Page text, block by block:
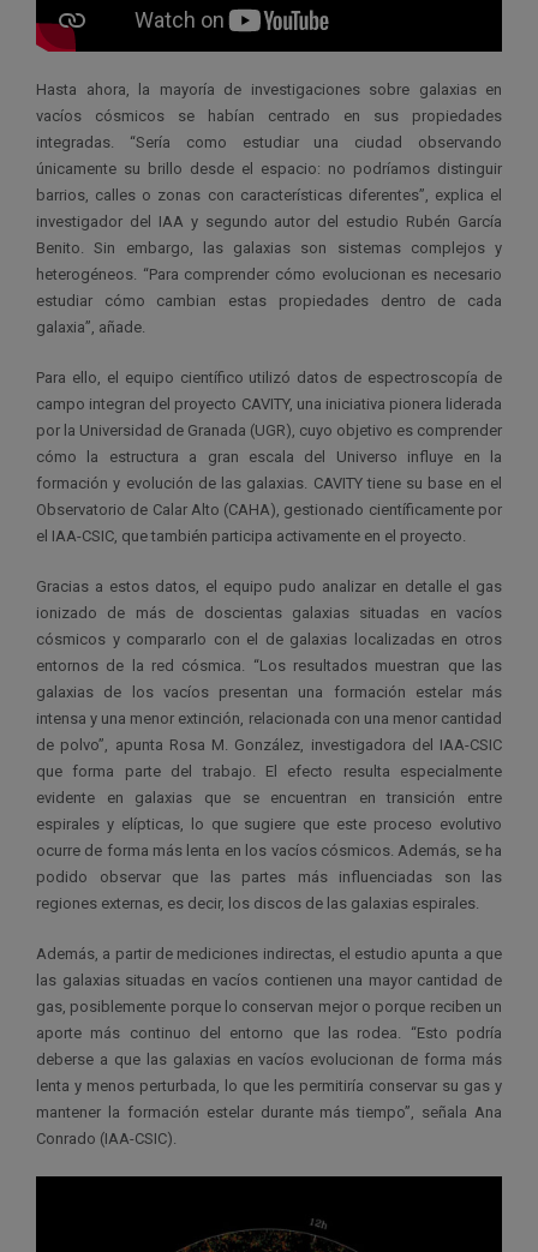
Hasta ahora, la mayoría de investigaciones sobre galaxias en
vacíos cósmicos se habían centrado en sus propiedades
integradas. “Sería como estudiar una ciudad observando
únicamente su brillo desde el espacio: no podríamos distinguir
barrios, calles o zonas con características diferentes”, explica el
investigador del IAA y segundo autor del estudio Rubén García
Benito. Sin embargo, las galaxias son sistemas complejos y
heterogéneos. “Para comprender cómo evolucionan es necesario
estudiar cómo cambian estas propiedades dentro de cada
galaxia”, añade.
Para ello, el equipo científico utilizó datos de espectroscopía de
campo integran del proyecto CAVITY, una iniciativa pionera liderada
por la Universidad de Granada (UGR), cuyo objetivo es comprender
cómo la estructura a gran escala del Universo influye en la
formación y evolución de las galaxias. CAVITY tiene su base en el
Observatorio de Calar Alto (CAHA), gestionado científicamente por
el IAA-CSIC, que también participa activamente en el proyecto.
Gracias a estos datos, el equipo pudo analizar en detalle el gas
ionizado de más de doscientas galaxias situadas en vacíos
cósmicos y compararlo con el de galaxias localizadas en otros
entornos de la red cósmica. “Los resultados muestran que las
galaxias de los vacíos presentan una formación estelar más
intensa y una menor extinción, relacionada con una menor cantidad
de polvo”, apunta Rosa M. González, investigadora del IAA-CSIC
que forma parte del trabajo. El efecto resulta especialmente
evidente en galaxias que se encuentran en transición entre
espirales y elípticas, lo que sugiere que este proceso evolutivo
ocurre de forma más lenta en los vacíos cósmicos. Además, se ha
podido observar que las partes más influenciadas son las
regiones externas, es decir, los discos de las galaxias espirales.
Además, a partir de mediciones indirectas, el estudio apunta a que
las galaxias situadas en vacíos contienen una mayor cantidad de
gas, posiblemente porque lo conservan mejor o porque reciben un
aporte más continuo del entorno que las rodea. “Esto podría
deberse a que las galaxias en vacíos evolucionan de forma más
lenta y menos perturbada, lo que les permitiría conservar su gas y
mantener la formación estelar durante más tiempo”, señala Ana
Conrado (IAA-CSIC).